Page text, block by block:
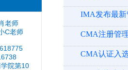
老师
C老师
院第10
IMA发布最新
CMA注册管
CMA认证入